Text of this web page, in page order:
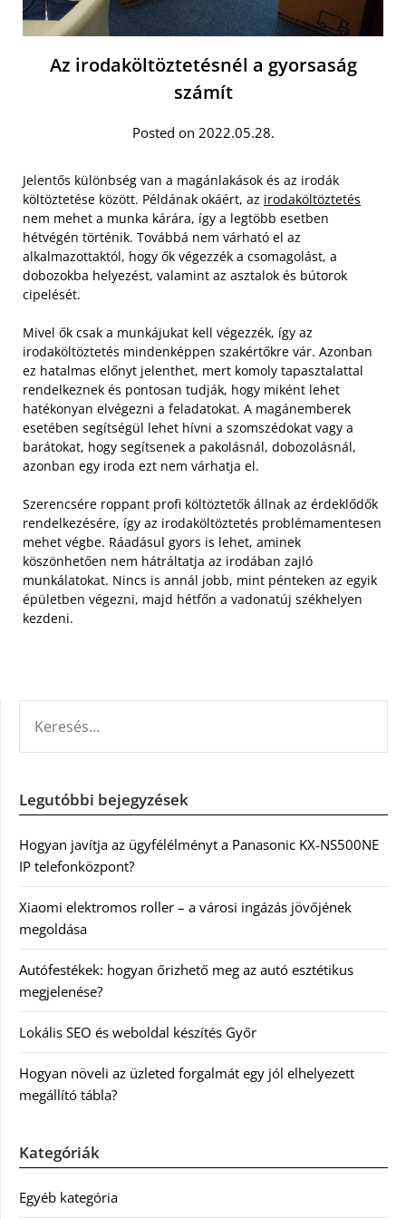
Az irodaköltöztetésnél a gyorsaság
számít
Posted on 2022.05.28.
Jelentős különbség van a magánlakások és az irodák
költöztetése között. Példának okáért, az irodaköltöztetés
nem mehet a munka kárára, így a legtöbb esetben
hétvégén történik. Továbbá nem várható el az
alkalmazottaktól, hogy ők végezzék a csomagolást, a
dobozokba helyezést, valamint az asztalok és bútorok
cipelését.
Mivel ők csak a munkájukat kell végezzék, így az
irodaköltöztetés mindenképpen szakértőkre vár. Azonban
ez hatalmas előnyt jelenthet, mert komoly tapasztalattal
rendelkeznek és pontosan tudják, hogy miként lehet
hatékonyan elvégezni a feladatokat. A magánemberek
esetében segítségül lehet hívni a szomszédokat vagy a
barátokat, hogy segítsenek a pakolásnál, dobozolásnál,
azonban egy iroda ezt nem várhatja el.
Szerencsére roppant profi költöztetők állnak az érdeklődők
rendelkezésére, így az irodaköltöztetés problémamentesen
mehet végbe. Ráadásul gyors is lehet, aminek
köszönhetően nem hátráltatja az irodában zajló
munkálatokat. Nincs is annál jobb, mint pénteken az egyik
épületben végezni, majd hétfőn a vadonatúj székhelyen
kezdeni.
Legutóbbi bejegyzések
Hogyan javítja az ügyfélélményt a Panasonic KX-NS500NE
IP telefonközpont?
Xiaomi elektromos roller – a városi ingázás jövőjének
megoldása
Autófestékek: hogyan őrizhető meg az autó esztétikus
megjelenése?
Lokális SEO és weboldal készítés Győr
Hogyan növeli az üzleted forgalmát egy jól elhelyezett
megállító tábla?
Kategóriák
Egyéb kategória